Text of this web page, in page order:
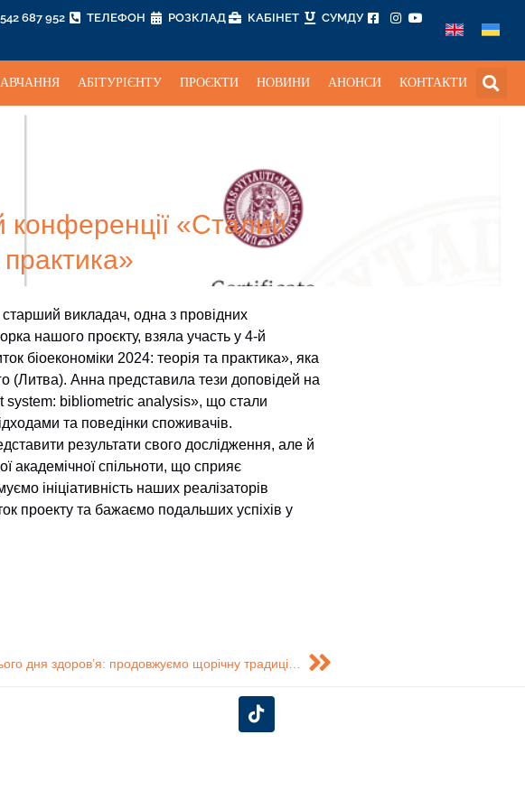
687 952 ТЕЛЕФОН РОЗКЛАД КАБІНЕТ СУМДУ
АБІТУРІЄНТУ ПРОЄКТИ НОВИНИ АНОНСИ КОНТАКТИ
конференції «Сталий
викладач, одна з провідних
нашого проєкту, взяла участь у 4-й
біоекономіки 2024: теорія та практика», яка
(Литва). Анна представила тези доповідей на
bibliometric analysis», що стали
та поведінки споживачів.
результати свого дослідження, але й
академічної спільноти, що сприяє
ініціативність наших реалізаторів
проекту та бажаємо подальших успіхів у
Лекційне заняття до всесвітнього дня здоров’я: продовжуємо щорічну традицію у рамках реалізації модулю Жан Моне